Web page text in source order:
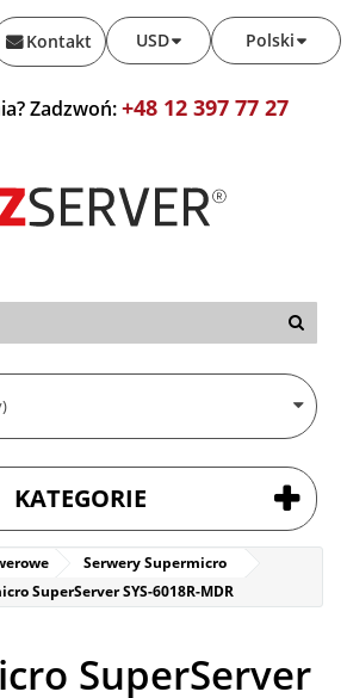
Polski
USD
Kontakt
Zadzwoń:+48 12 397 77 27
KATEGORIE
Serwery Supermicro
SuperServer SYS-6018R-MDR
SuperServer